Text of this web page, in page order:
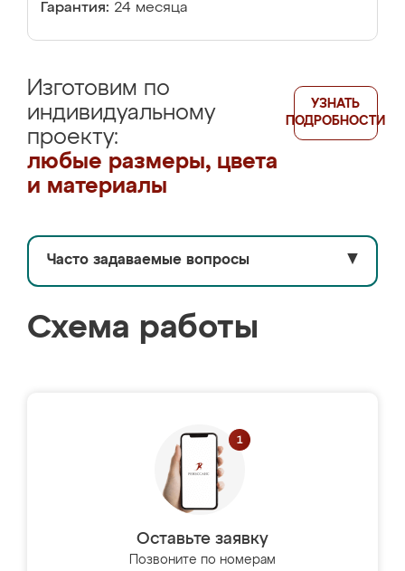
Гарантия: 24 месяца
Изготовим по
индивидуальному
проекту:
любые размеры, цвета
и материалы
УЗНАТЬ
ПОДРОБНОСТИ
Часто задаваемые вопросы ▼
Схема работы
Оставьте заявку
Позвоните по номерам